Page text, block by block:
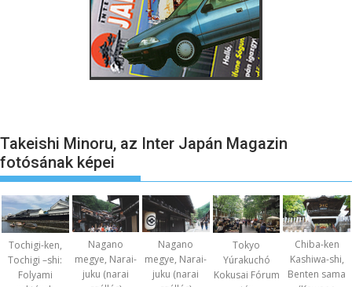
Takeishi Minoru, az Inter Japán Magazin
fotósának képei
Tochigi-ken,
Tochigi –shi:
Folyami
Nagano
megye, Narai-
juku (narai
Nagano
megye, Narai-
juku (narai
Tokyo
Yúrakuchó
Kokusai Fórum
Chiba-ken
Kashiwa-shi,
Benten sama